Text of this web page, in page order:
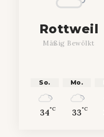
Rottweil
Mäßig Bewölkt
So.
34°C
Mo.
33°C